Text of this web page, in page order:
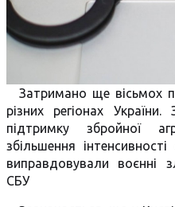
Затримано ще вісьмох
різних регіонах
підтримку збройної
збільшення
виправдовували воєнні
СБУ